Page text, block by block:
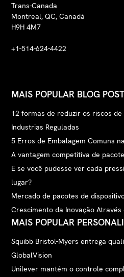
Trans-Canada
Montreal, QC, Canadá
H9H 4M7
+1-514-624-4422
MAIS POPULAR BLOG
12 formas de reduzir os riscos
Industrias Reguladas
5 Erros de Embalagem Comuns
A vantagem competitiva de
E se você pudesse ver cada
lugar?
Mercado de pacotes de
Crescimento da Inovação Através
MAIS POPULAR
Squibb Bristol-Myers entrega
GlobalVision
Unilever mantém o controle